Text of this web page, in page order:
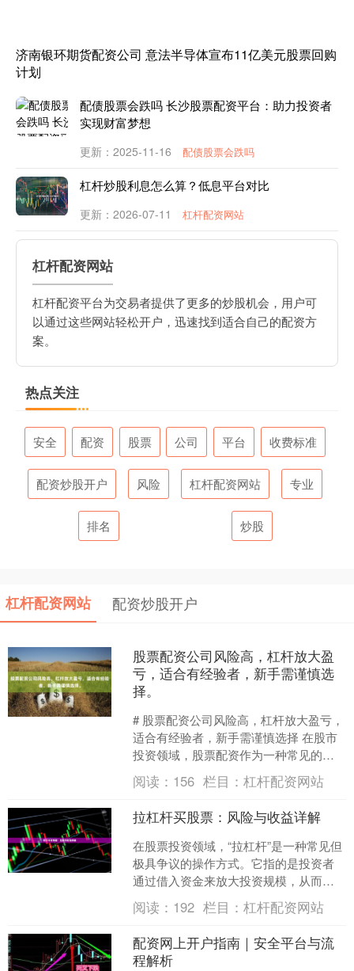
济南银环期货配资公司 意法半导体宣布11亿美元股票回购
计划
配债股票会跌吗 长沙股票配资平台：助力投资者
实现财富梦想
更新：2025-11-16 配债股票会跌吗
杠杆炒股利息怎么算？低息平台对比
更新：2026-07-11 杠杆配资网站
杠杆配资网站
杠杆配资平台为交易者提供了更多的炒股机会，用户可
以通过这些网站轻松开户，迅速找到适合自己的配资方
案。
热点关注
安全 配资 股票 公司 平台 收费标准
配资炒股开户 风险 杠杆配资网站 专业
排名 炒股
杠杆配资网站 配资炒股开户
股票配资公司风险高，杠杆放大盈
亏，适合有经验者，新手需谨慎选
择。
# 股票配资公司风险高，杠杆放大盈亏，
适合有经验者，新手需谨慎选择 在股市
投资领域，股票配资作为一种常见的资
金放大工具，近年来吸引了大量投资者
的关注。然而，许多....
阅读： 156 栏目：杠杆配资网站
拉杠杆买股票：风险与收益详解
在股票投资领域，“拉杠杆”是一种常见但
极具争议的操作方式。它指的是投资者
通过借入资金来放大投资规模，从而在
行情有利时获得远超本金的收益。然
而，杠杆是一把双刃剑，....
阅读： 192 栏目：杠杆配资网站
配资网上开户指南｜安全平台与流
程解析